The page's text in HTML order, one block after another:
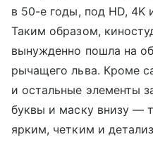
в 50-е годы, под HD, 4K
Таким образом,
вынужденно пошла на
рычащего льва. Кроме
и остальные элементы
буквы и маску внизу —
ярким, четким и